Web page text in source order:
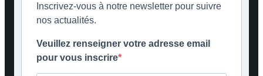
Inscrivez-vous à notre newsletter pour suivre
nos actualités.
Veuillez renseigner votre adresse email
pour vous inscrire